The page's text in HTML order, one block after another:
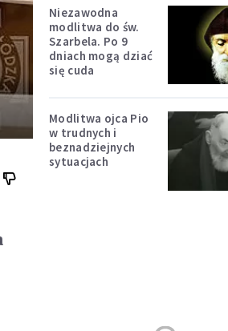
Niezawodna
modlitwa do św.
Szarbela. Po 9
dniach mogą dziać
się cuda
Modlitwa ojca Pio
w trudnych i
beznadziejnych
sytuacjach